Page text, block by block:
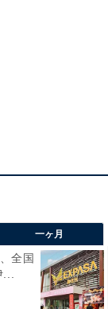
一ヶ月
全国